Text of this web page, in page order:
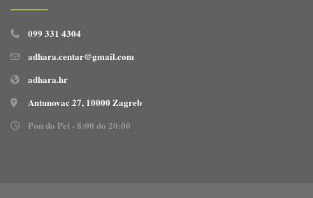
099 331 4304
adhara.centar@gmail.com
adhara.hr
Antunovac 27, 10000 Zagreb
Pon do Pet - 8:00 do 20:00